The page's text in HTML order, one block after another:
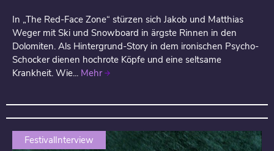
In „The Red-Face Zone“ stürzen sich Jakob und Matthias
Weger mit Ski und Snowboard in ärgste Rinnen in den
Dolomiten. Als Hintergrund-Story in dem ironischen Psycho-
Schocker dienen hochrote Köpfe und eine seltsame
Krankheit. Wie... Mehr
FestivalInterview